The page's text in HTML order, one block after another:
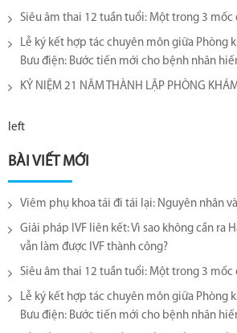
Siêu âm thai 12 tuần tuổi: Một trong 3
Lễ ký kết hợp tác chuyên môn giữa Phòng
Bưu điện: Bước tiến mới cho bệnh nhân
KỶ NIỆM 21 NĂM THÀNH LẬP PHÒNG
left
BÀI VIẾT MỚI
Viêm phụ khoa tái đi tái lại​: Nguyên nhân
Giải pháp IVF liên kết: Vì sao không cần ra
vẫn làm được IVF thành công?
Siêu âm thai 12 tuần tuổi: Một trong 3
Lễ ký kết hợp tác chuyên môn giữa Phòng
Bưu điện: Bước tiến mới cho bệnh nhân